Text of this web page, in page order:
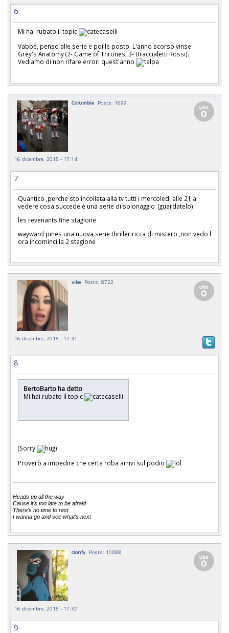
6
Mi hai rubato il topic
Vabbè, penso alle serie e poi le posto. L'anno scorso vinse
Grey's Anatomy (2- Game of Thrones, 3- Braccialetti Rossi).
Vediamo di non rifare errori quest'anno
Columbia Posts: 1699
16 dicembre, 2015 - 17:14
7
Quantico ,perche sto incollata alla tv tutti i mercoledi alle 21 a
vedere cosa succede è una serie di spionaggio (guardatelo)
les revenants fine stagione
wayward pines una nuova serie thriller ricca di mistero ,non vedo l
ora incominci la 2 stagione
vike Posts: 8722
16 dicembre, 2015 - 17:31
8
BertoBarto ha detto
Mi hai rubato il topic
(Sorry
)
Proverò a impedire che certa roba arrivi sul podio
Heads up all the way
Cause it's too late to be afraid
There's no time to rest
I wanna go and see what's next
cionfy Posts: 10088
16 dicembre, 2015 - 17:32
9